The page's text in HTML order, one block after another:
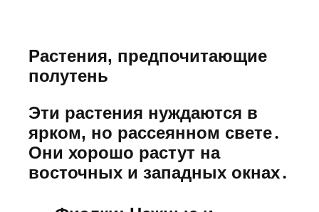
Растения, предпочитающие
полутень
Эти растения нуждаются в
ярком, но рассеянном свете․
Они хорошо растут на
восточных и западных окнах․